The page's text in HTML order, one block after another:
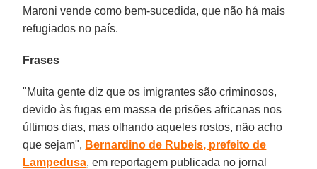
Maroni vende como bem-sucedida, que não há mais
refugiados no país.
Frases
"Muita gente diz que os imigrantes são criminosos,
devido às fugas em massa de prisões africanas nos
últimos dias, mas olhando aqueles rostos, não acho
que sejam", Bernardino de Rubeis, prefeito de
Lampedusa, em reportagem publicada no jornal